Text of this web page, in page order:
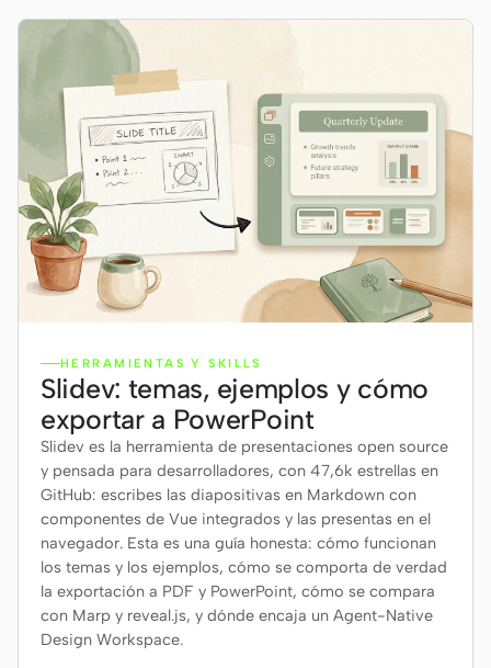
HERRAMIENTAS Y SKILLS
Slidev: temas, ejemplos y cómo
exportar a PowerPoint
Slidev es la herramienta de presentaciones open source
y pensada para desarrolladores, con 47,6k estrellas en
GitHub: escribes las diapositivas en Markdown con
componentes de Vue integrados y las presentas en el
navegador. Esta es una guía honesta: cómo funcionan
los temas y los ejemplos, cómo se comporta de verdad
la exportación a PDF y PowerPoint, cómo se compara
con Marp y reveal.js, y dónde encaja un Agent-Native
Design Workspace.